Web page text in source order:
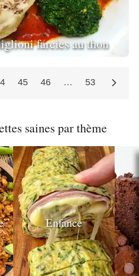
farcies au thon
45 46 … 53
saines par thème
Enfance